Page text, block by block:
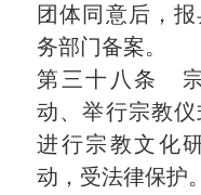
团体同意后，
务部门备案。
第三十八条
动、举行宗教仪
进行宗教文化
动，受法律保护。